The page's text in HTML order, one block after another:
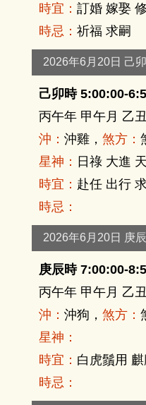
時宜： 訂婚 嫁娶
時忌： 祈福 求嗣
2026年6月20日 己
己卯時 5:00:00-
丙午年 甲午月 乙
沖： 沖雞， 煞方：
星神： 日祿 大進
時宜： 赴任 出行
時忌：
2026年6月20日 庚
庚辰時 7:00:00-
丙午年 甲午月 乙
沖： 沖狗， 煞方：
星神：
時宜： 白虎鬚用
時忌：